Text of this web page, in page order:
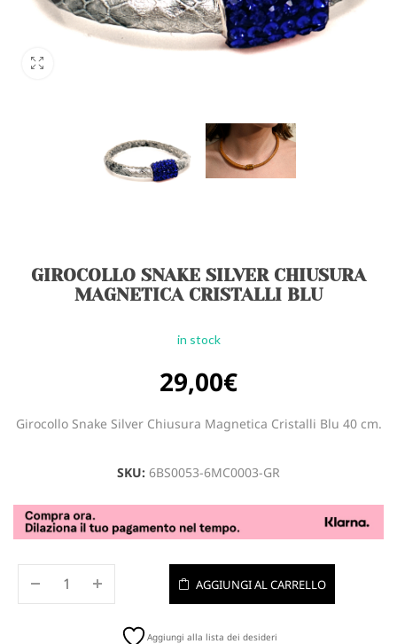
GIROCOLLO SNAKE SILVER CHIUSURA
MAGNETICA CRISTALLI BLU
in stock
29,00€
Girocollo Snake Silver Chiusura Magnetica Cristalli Blu 40 cm.
SKU: 6BS0053-6MC0003-GR
AGGIUNGI AL CARRELLO
Aggiungi alla lista dei desideri